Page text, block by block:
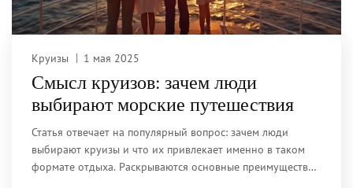
Круизы 1 мая 2025
Смысл круизов: зачем люди
выбирают морские путешествия
Статья отвечает на популярный вопрос: зачем люди
выбирают круизы и что их привлекает именно в таком
формате отдыха. Раскрываются основные преимущества